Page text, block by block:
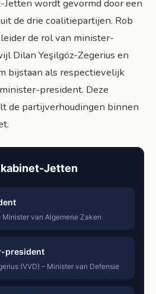
wordt gevormd door een
de drie coalitiepartijen. Rob
de rol van minister-
Dilan Yeşilgöz-Zegerius en
bijstaan als respectievelijk
president. Deze
de partijverhoudingen binnen
Jetten
Minister van Algemene Zaken
president
(VVD) – Minister van Defensie